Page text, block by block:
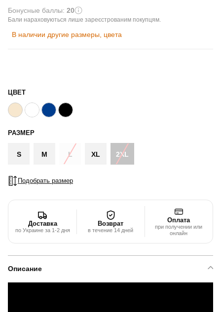
Бонусные баллы: 20
Бали нараховуються лише зареєстрованим покупцям.
В наличии другие размеры, цвета
ЦВЕТ
РАЗМЕР
S M L XL 2XL
Подобрать размер
Доставка
по Украине за 1-2 дня
Возврат
в течение 14 дней
Оплата
при получении или
онлайн
Описание